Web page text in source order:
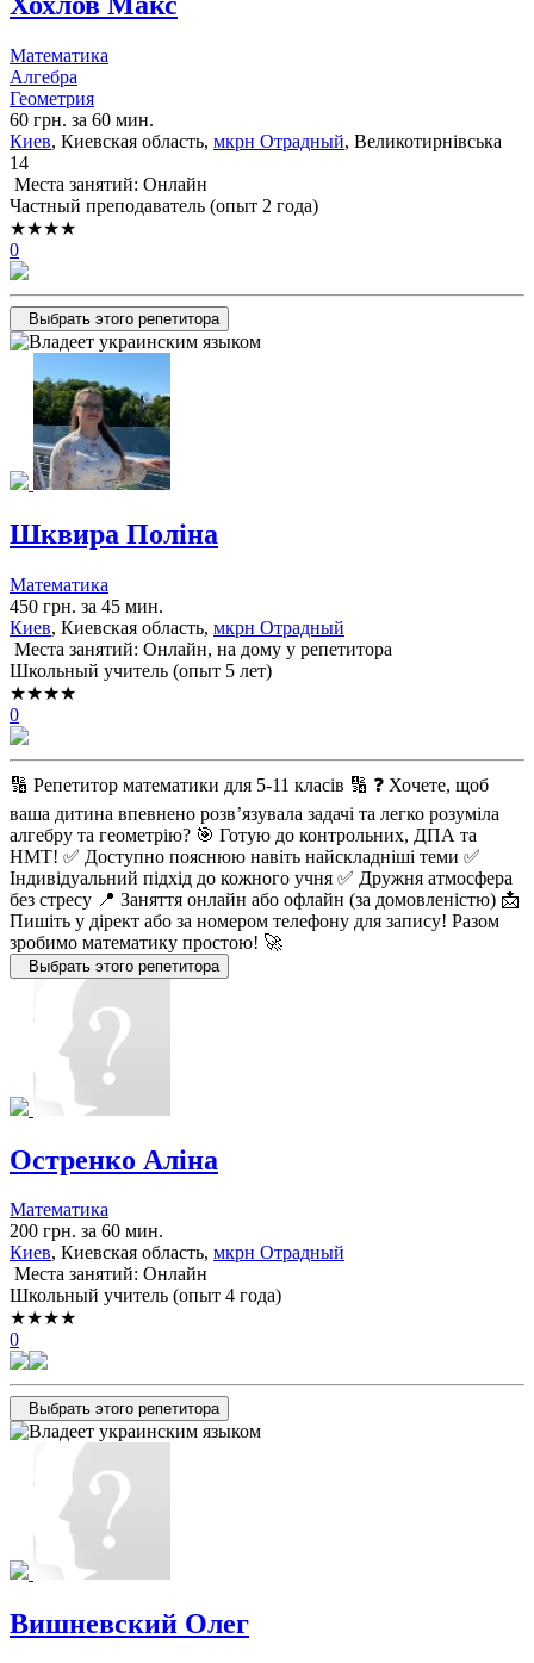
Математика
Алгебра
Геометрия
60 грн. за 60 мин.
Киев, Киевская область, мкрн Отрадный, Великотирнівська
14
Места занятий: Онлайн
Частный преподаватель (опыт 2 года)
★★★★
0
Выбрать этого репетитора
Шквира Поліна
Математика
450 грн. за 45 мин.
Киев, Киевская область, мкрн Отрадный
Места занятий: Онлайн, на дому у репетитора
Школьный учитель (опыт 5 лет)
★★★★
0
🔢 Репетитор математики для 5-11 класів 🔢 ❓ Хочете, щоб
ваша дитина впевнено розв’язувала задачі та легко розуміла
алгебру та геометрію? 🎯 Готую до контрольних, ДПА та
НМТ! ✅ Доступно пояснюю навіть найскладніші теми ✅
Індивідуальний підхід до кожного учня ✅ Дружня атмосфера
без стресу 📍 Заняття онлайн або офлайн (за домовленістю) 📩
Пишіть у дірект або за номером телефону для запису! Разом
зробимо математику простою! 🚀
Выбрать этого репетитора
Остренко Аліна
Математика
200 грн. за 60 мин.
Киев, Киевская область, мкрн Отрадный
Места занятий: Онлайн
Школьный учитель (опыт 4 года)
★★★★
0
Выбрать этого репетитора
Вишневский Олег